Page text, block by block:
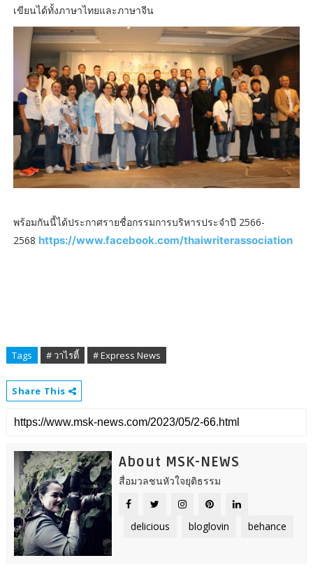
เขียนได้ทั้งภาษาไทยและภาษาจีน
พร้อมกันนี้ได้ประกาศรายชื่อกรรมการบริหารประจำปี 2566-
2568 https://www.facebook.com/thaiwriterassociation
Tags # วาไรตี้ # Express News
Share This
About MSK-NEWS
สื่อมวลชนหัวใจยุติธรรม
delicious bloglovin behance